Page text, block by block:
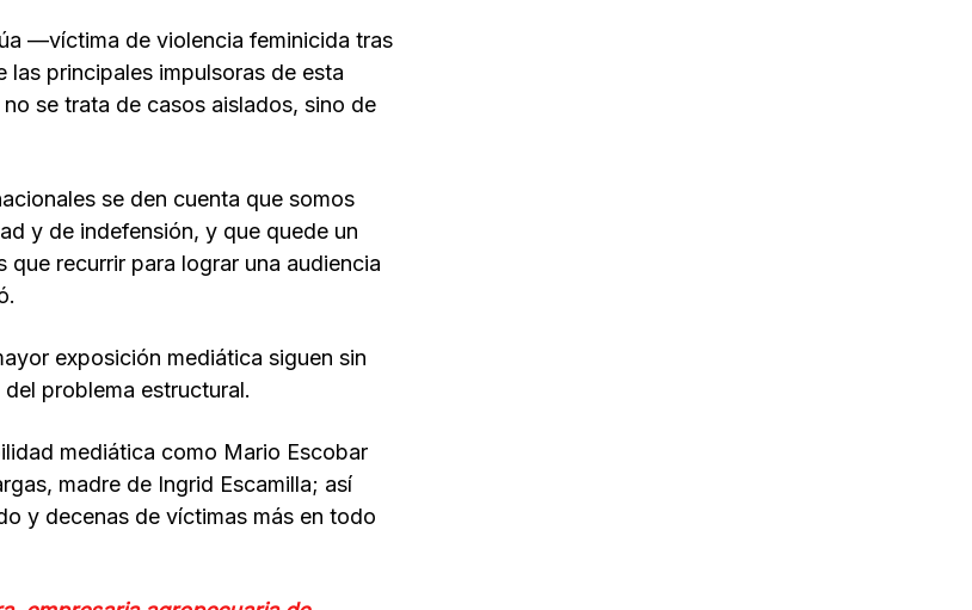
—víctima de violencia feminicida tras
principales impulsoras de esta
se trata de casos aislados, sino de
se den cuenta que somos
y de indefensión, y que quede un
recurrir para lograr una audiencia
exposición mediática siguen sin
problema estructural.
mediática como Mario Escobar
madre de Ingrid Escamilla; así
y decenas de víctimas más en todo